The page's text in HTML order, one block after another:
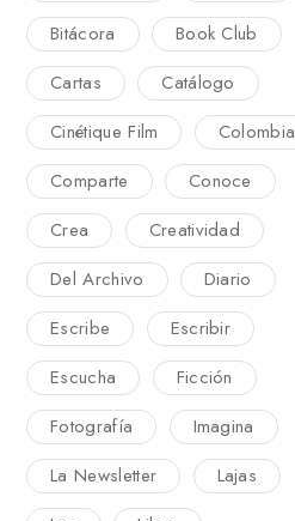
Bitácora
Book Club
Cartas
Catálogo
Cinétique Film
Colombia
Comparte
Conoce
Crea
Creatividad
Del Archivo
Diario
Escribe
Escribir
Escucha
Ficción
Fotografía
Imagina
La Newsletter
Lajas